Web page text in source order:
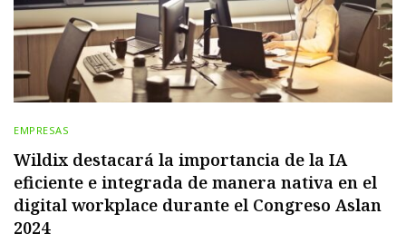
EMPRESAS
Wildix destacará la importancia de la IA
eficiente e integrada de manera nativa en el
digital workplace durante el Congreso Aslan
2024